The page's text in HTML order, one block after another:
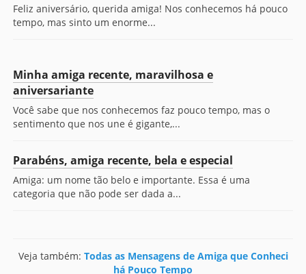
Feliz aniversário, querida amiga! Nos conhecemos há pouco
tempo, mas sinto um enorme...
Minha amiga recente, maravilhosa e
aniversariante
Você sabe que nos conhecemos faz pouco tempo, mas o
sentimento que nos une é gigante,...
Parabéns, amiga recente, bela e especial
Amiga: um nome tão belo e importante. Essa é uma
categoria que não pode ser dada a...
Veja também: Todas as Mensagens de Amiga que Conheci
há Pouco Tempo